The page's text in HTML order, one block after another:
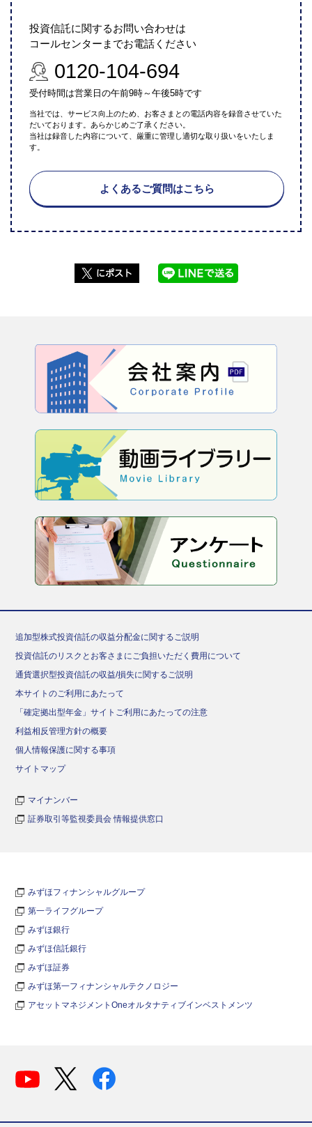
投資信託に関するお問い合わせは
コールセンターまでお電話ください
0120-104-694
受付時間は営業日の午前9時～午後5時です
当社では、サービス向上のため、お客さまとの電話内容を録音させていた
だいております。あらかじめご了承ください。
当社は録音した内容について、厳重に管理し適切な取り扱いをいたしま
す。
よくあるご質問はこちら
追加型株式投資信託の収益分配金に関するご説明
投資信託のリスクとお客さまにご負担いただく費用について
通貨選択型投資信託の収益/損失に関するご説明
本サイトのご利用にあたって
「確定拠出型年金」サイトご利用にあたっての注意
利益相反管理方針の概要
個人情報保護に関する事項
サイトマップ
マイナンバー
証券取引等監視委員会 情報提供窓口
みずほフィナンシャルグループ
第一ライフグループ
みずほ銀行
みずほ信託銀行
みずほ証券
みずほ第一フィナンシャルテクノロジー
アセットマネジメントOneオルタナティブインベストメンツ